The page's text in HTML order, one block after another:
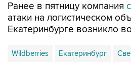
Ранее в пятницу компания
атаки на логистическом
Екатеринбурге возникло
Wildberries Екатеринбург